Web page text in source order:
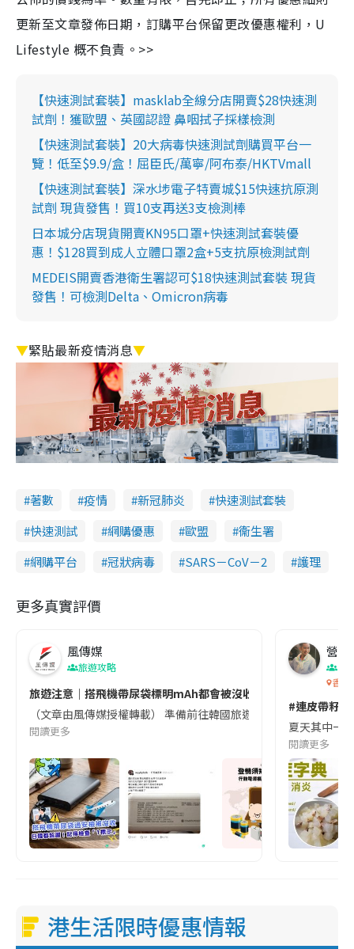
更新至文章發佈日期，訂購平台保留更改優惠權利，U
Lifestyle 概不負責。>>
【快速測試套裝】masklab全線分店開賣$28快速測
試劑！獲歐盟、英國認證 鼻咽拭子採樣檢測
【快速測試套裝】20大病毒快速測試劑購買平台一
覽！低至$9.9/盒！屈臣氏/萬寧/阿布泰/HKTVmall
【快速測試套裝】深水埗電子特賣城$15快速抗原測
試劑 現貨發售！買10支再送3支檢測棒
日本城分店現貨開賣KN95口罩+快速測試套裝優
惠！$128買到成人立體口罩2盒+5支抗原檢測試劑
MEDEIS開賣香港衛生署認可$18快速測試套裝 現貨
發售！可檢測Delta、Omicron病毒
▼緊貼最新疫情消息▼
著數 疫情 新冠肺炎
快速測試套裝
快速測試
網購優惠 歐盟
衞生署
網購平台
冠狀病毒 SARS－CoV－2 護理
更多真實評價
風傳媒
旅遊攻略
旅遊注意｜搭飛機帶尿袋標明mAh都會被沒收😱出發前切記檢查
（文章由風傳媒授權轉載） 準備前往韓國旅遊的民眾，近期要
閱讀更多
營養
香港
#連皮帶籽
夏天其中一
閱讀更多
港生活限時優惠情報